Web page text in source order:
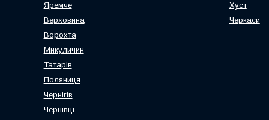
Яремче
Верховина
Ворохта
Микуличин
Татарів
Поляниця
Чернігів
Чернівці
Хуст
Черкаси